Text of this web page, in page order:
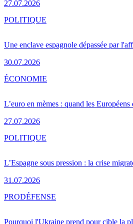
27.07.2026
Une enclave espagnole dépassée par
30.07.2026
POLITIQUE
L’euro en mèmes : quand les
27.07.2026
ÉCONOMIE
L’Espagne sous pression : la crise
31.07.2026
POLITIQUE
Pourquoi l'Ukraine prend pour cible la
PRODÉFENSE